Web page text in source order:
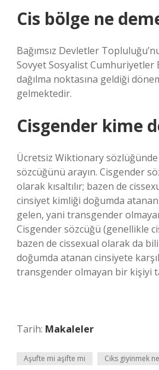
Cis bölge ne
Bağımsız Devletler
Sovyet Sosyalist Cumhuriyetler
dağılma noktasına geldiği
gelmektedir.
Cisgender kime
Ücretsiz Wiktionary
sözcüğünü arayın. Cisgender
olarak kısaltılır; bazen de
cinsiyet kimliği doğumda atanan
gelen, yani transgender
Cisgender sözcüğü (genellikle
bazen de cissexual olarak da
doğumda atanan cinsiyete
transgender olmayan bir kişiyi
Tarih: Makaleler
Aşufte mi aşifte mi Ciks giyinmek